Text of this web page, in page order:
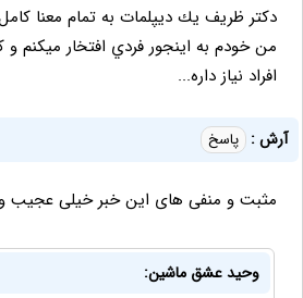
دكتر ظريف يك ديپلمات به تمام معنا
من خودم به اينجور فردي افتخار ميكنم و
افراد نياز داره...
آرش : پاسخ
مثبت و منفی های این خبر خیلی عجیب
وحید عشق ماشین: